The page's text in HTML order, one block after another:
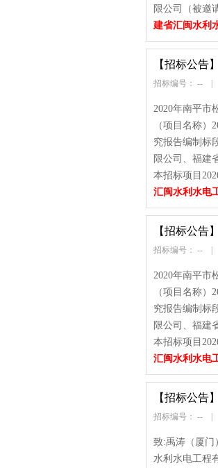
限公司（被邀
建省汇闽水利
【招标公告】
招标编号： --
2020年南平市
（项目名称
究报告编制标
限公司、福建
本招标项目
汇闽水利水电
【招标公告】
招标编号： --
2020年南平市
（项目名称
究报告编制标
限公司、福建
本招标项目
汇闽水利水电
【招标公告】
招标编号： --
致:禹涛（厦门
水利水电工程